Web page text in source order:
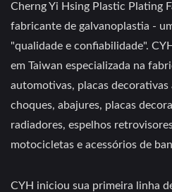
Cherng Yi Hsing Plastic Plating
fabricante de galvanoplastia -
"qualidade e confiabilidade".
em Taiwan especializada na
automotivas, placas
choques, abajures, placas
radiadores, espelhos
motocicletas e acessórios de
CYH iniciou sua primeira linha